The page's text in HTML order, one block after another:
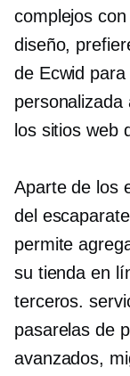
complejos con
diseño,
de Ecwid
los sitios web
Aparte de los
del
permite
su tienda en
terceros.
pasarelas de
avanzados,